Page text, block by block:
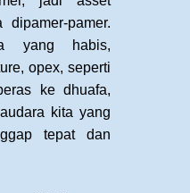
pamer.
yang habis,
opex, seperti
ke dhuafa,
kita yang
tepat dan